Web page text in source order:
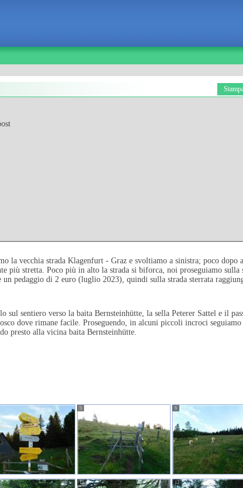
la vecchia strada Klagenfurt - Graz e svoltiamo a sinistra; poco dopo
più stretta. Poco più in alto la strada si biforca, noi proseguiamo sulla
un pedaggio di 2 euro (luglio 2023), quindi sulla strada sterrata
sentiero verso la baita Bernsteinhütte, la sella Peterer Sattel e il
dove rimane facile. Proseguendo, in alcuni piccoli incroci seguiamo
presto alla vicina baita Bernsteinhütte.
5 6
11 12